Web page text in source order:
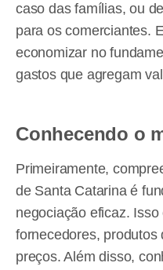
caso das famílias, ou
para os comerciantes.
economizar no
gastos que agregam
Conhecendo o
Primeiramente,
de Santa Catarina é
negociação eficaz.
fornecedores,
preços. Além disso,